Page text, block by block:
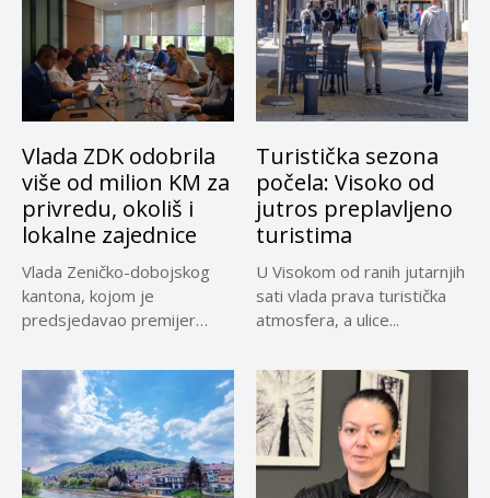
Vlada ZDK odobrila
više od milion KM za
privredu, okoliš i
lokalne zajednice
Vlada Zeničko-dobojskog
kantona, kojom je
predsjedavao premijer
danas...
Turistička sezona
počela: Visoko od
jutros preplavljeno
turistima
U Visokom od ranih jutarnjih
sati vlada prava turistička
atmosfera, a ulice...